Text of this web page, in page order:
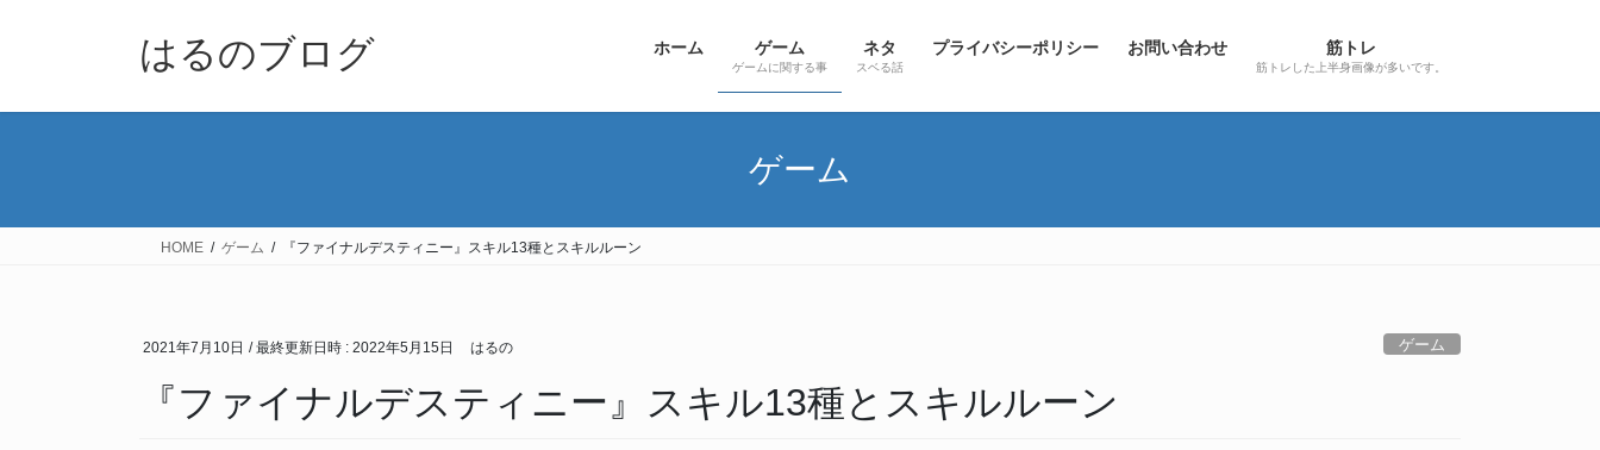
はるのブログ ホーム ゲーム
ゲームに関する事
ネタ
スベる話
プライバシーポリシー お問い合わせ 筋トレ
筋トレした上半身画像が多いです。
ゲーム
HOME ゲーム 『ファイナルデスティニー』スキル13種とスキルルーン
2021年7月10日 / 最終更新日時 : 2022年5月15日 はるの ゲーム
『ファイナルデスティニー』スキル13種とスキルルーン